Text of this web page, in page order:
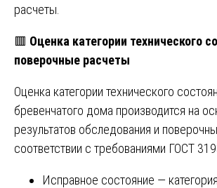
расчеты.
🟥 Оценка категории технического
поверочные расчеты
Оценка категории технического
бревенчатого дома производится на
результатов обследования и
соответствии с требованиями ГОСТ
Исправное состояние —